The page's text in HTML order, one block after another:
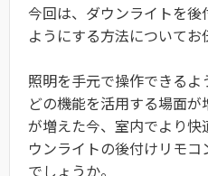
今回は、ダウンライトを
ようにする方法についてお
照明を手元で操作できる
どの機能を活用する場面
が増えた今、室内でより
ウンライトの後付けリモ
でしょうか。